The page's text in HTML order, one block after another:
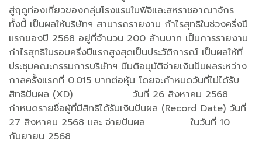
สู่ฤดูท่องเที่ยวของกลุ่มโรงแรมในฟิจิและสหราชอาณาจักร
ทั้งนี้ เป็นผลให้บริษัทฯ สามารถรายงาน กำไรสุทธิในช่วงครึ่งปี
แรกของปี 2568 อยู่ที่จำนวน 200 ล้านบาท เป็นการรายงาน
กำไรสุทธิในรอบครึ่งปีแรกสูงสุดเป็นประวัติการณ์ เป็นผลให้ที่
ประชุมคณะกรรมการบริษัทฯ มีมติอนุมัติจ่ายเงินปันผลระหว่าง
กาลครั้งแรกที่ 0.015 บาทต่อหุ้น โดยจะกำหนดวันที่ไม่ได้รับ
สิทธิปันผล (XD) วันที่ 26 สิงหาคม 2568
กำหนดรายชื่อผู้ที่มีสิทธิได้รับเงินปันผล (Record Date) วันที่
27 สิงหาคม 2568 และ จ่ายปันผล ในวันที่ 10
กันยายน 2568